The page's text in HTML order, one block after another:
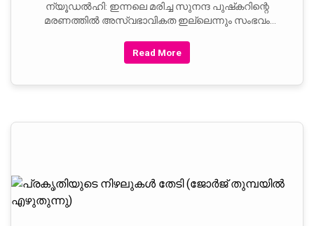
ന്യൂഡല്‍ഹി: ഇന്നലെ മരിച്ച സുനന്ദ പുഷ്‌കറിന്റെ
മരണത്തില്‍ അസ്വഭാവികത ഇല്ലെന്നും സംഭവം
അന്വേഷിക്കുമെന്നും അറിയിച്ചു. രണ്ട്‌ ദിവസം
മുന്‌പാണ്‌ തരൂരും സുനന്ദയും ലീലാ ഹോട്ടലില്‍
Read More